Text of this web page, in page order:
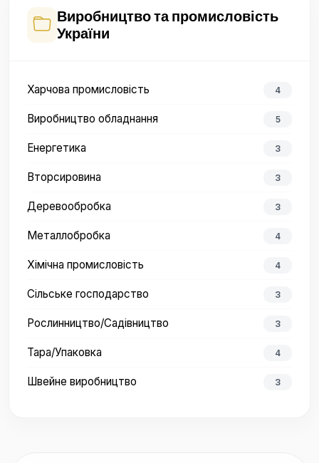
Виробництво та промисловість
України
Харчова промисловість 4
Виробництво обладнання 5
Енергетика 3
Вторсировина 3
Деревообробка 3
Металлобробка 4
Хімічна промисловість 4
Сільське господарство 3
Рослинництво/Садівництво 3
Тара/Упаковка 4
Швейне виробництво 3